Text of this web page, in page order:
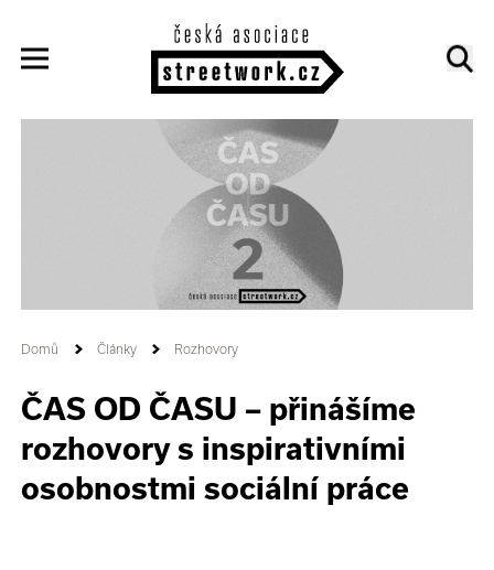
Domů Články Rozhovory
ČAS OD ČASU – přinášíme
rozhovory s inspirativními
osobnostmi sociální práce